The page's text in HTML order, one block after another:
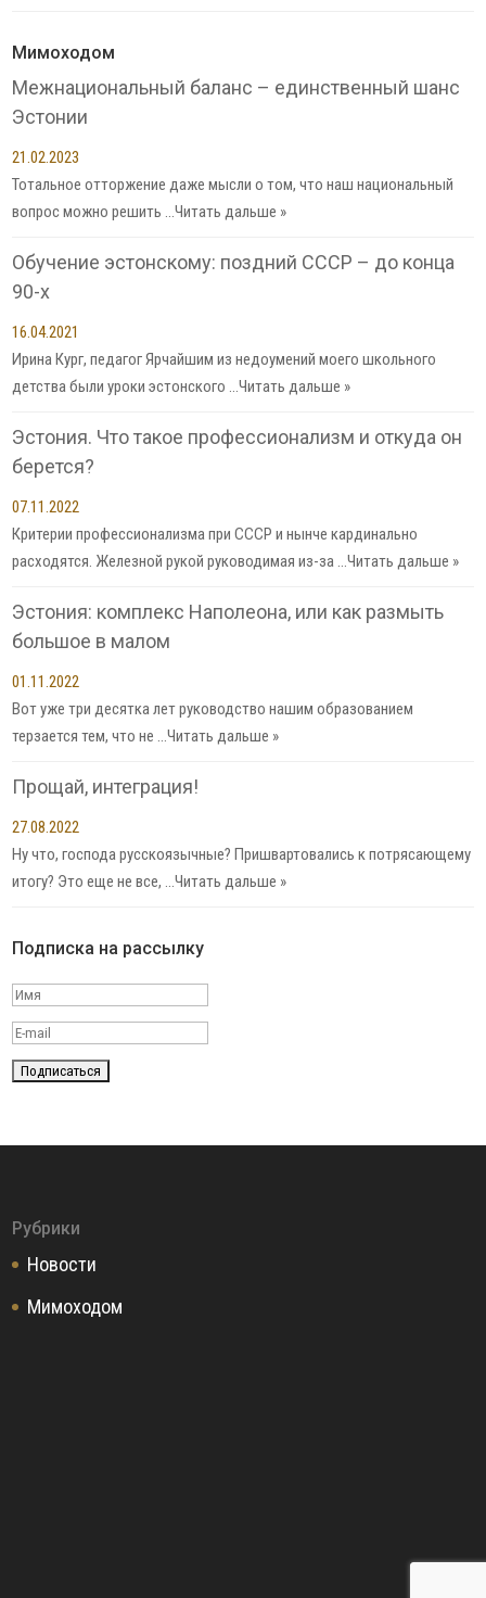
Мимоходом
Межнациональный баланс – единственный шанс
Эстонии
21.02.2023
Тотальное отторжение даже мысли о том, что наш национальный
вопрос можно решить …Читать дальше »
Обучение эстонскому: поздний СССР – до конца
90-х
16.04.2021
Ирина Кург, педагог Ярчайшим из недоумений моего школьного
детства были уроки эстонского …Читать дальше »
Эстония. Что такое профессионализм и откуда он
берется?
07.11.2022
Критерии профессионализма при СССР и нынче кардинально
расходятся. Железной рукой руководимая из-за …Читать дальше »
Эстония: комплекс Наполеона, или как размыть
большое в малом
01.11.2022
Вот уже три десятка лет руководство нашим образованием
терзается тем, что не …Читать дальше »
Прощай, интеграция!
27.08.2022
Ну что, господа русскоязычные? Пришвартовались к потрясающему
итогу? Это еще не все, …Читать дальше »
Подписка на рассылку
Рубрики
Новости
Мимоходом